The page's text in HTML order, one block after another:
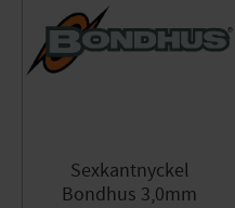
Sexkantnyckel
Bondhus 3,0mm